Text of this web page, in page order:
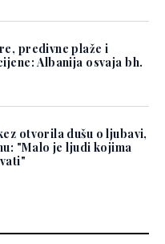
predivne plaže i
Albanija osvaja bh.
otvorila dušu o ljubavi,
"Malo je ljudi kojima